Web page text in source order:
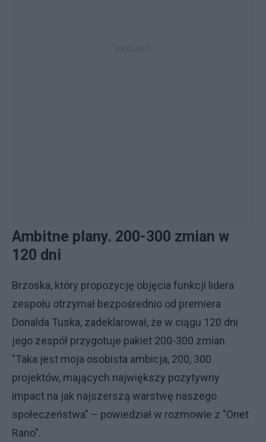
Ambitne plany. 200-300 zmian w
120 dni
Brzoska, który propozycję objęcia funkcji lidera
zespołu otrzymał bezpośrednio od premiera
Donalda Tuska, zadeklarował, że w ciągu 120 dni
jego zespół przygotuje pakiet 200-300 zmian.
"Taka jest moja osobista ambicja, 200, 300
projektów, mających największy pozytywny
impact na jak najszerszą warstwę naszego
społeczeństwa" – powiedział w rozmowie z "Onet
Rano".